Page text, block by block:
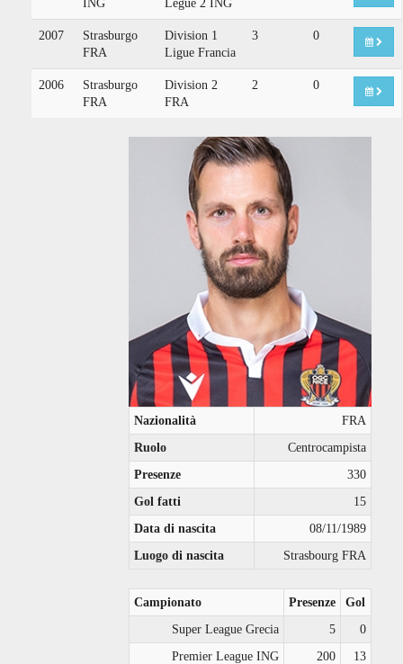
ING
Legue 2 ING
2007
Strasburgo
FRA
Division 1
Ligue Francia
3 0
2006
Strasburgo
FRA
Division 2
FRA
2 0
Nazionalità
FRA
Ruolo
Centrocampista
Presenze
330
Gol fatti
15
Data di nascita
08/11/1989
Luogo di nascita
Strasbourg FRA
Campionato Presenze
Gol
Super League Grecia
5
0
Premier League ING
200
13